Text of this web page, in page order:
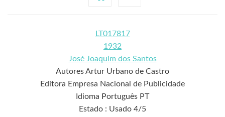
LT017817
1932
José Joaquim dos Santos
Autores Artur Urbano de Castro
Editora Empresa Nacional de Publicidade
Idioma Português PT
Estado : Usado 4/5